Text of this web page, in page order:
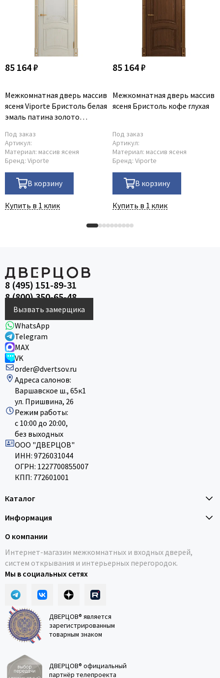
85 164 ₽
Межкомнатная дверь массив
ясеня Viporte Бристоль белая
эмаль патина золото
Под заказ
Артикул:
Материал: массив ясеня
Бренд: Viporte
В корзину
Купить в 1 клик
85 164 ₽
Межкомнатная дверь массив
ясеня Бристоль кофе глухая
Под заказ
Артикул:
Материал: массив ясеня
Бренд: Viporte
В корзину
Купить в 1 клик
8 (495) 151-89-31
8 (800) 350-65-48
Вызвать замерщика
WhatsApp
Telegram
MAX
VK
order@dvertsov.ru
Адреса салонов:
Варшавское ш., 65к1
ул. Пришвина, 26
Режим работы:
с 10:00 до 20:00,
без выходных
ООО "ДВЕРЦОВ"
ИНН: 9726031044
ОГРН: 1227700855007
КПП: 772601001
Каталог
Информация
О компании
Интернет-магазин межкомнатных и входных дверей,
систем открывания и интерьерных перегородок.
Мы в социальных сетях
ДВЕРЦОВ® является
зарегистрированным
товарным знаком
ДВЕРЦОВ® официальный
партнёр телепроекта